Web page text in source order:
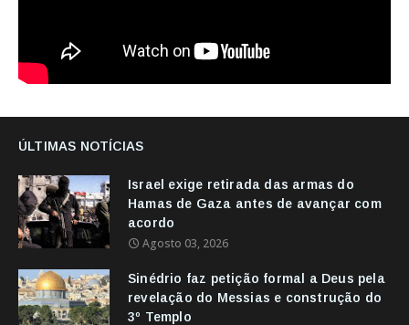
ÚLTIMAS NOTÍCIAS
Israel exige retirada das armas do
Hamas de Gaza antes de avançar com
acordo
Agosto 03, 2026
Sinédrio faz petição formal a Deus pela
revelação do Messias e construção do
3º Templo